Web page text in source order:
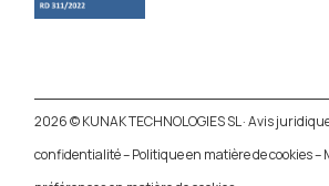
2026 © KUNAK TECHNOLOGIES SL ·Avis
confidentialité–Politique en matière de cookies–